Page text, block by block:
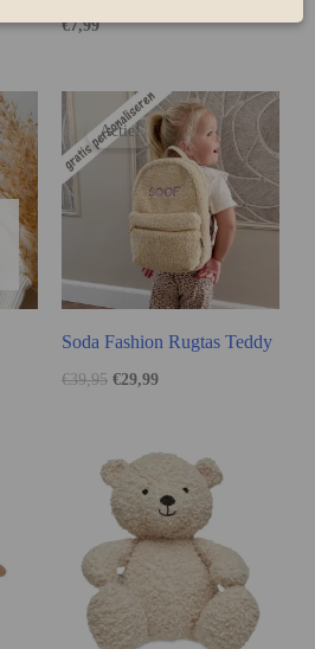
€7,99
Actie!
Soda Fashion Rugtas Teddy
€39,95 €29,99